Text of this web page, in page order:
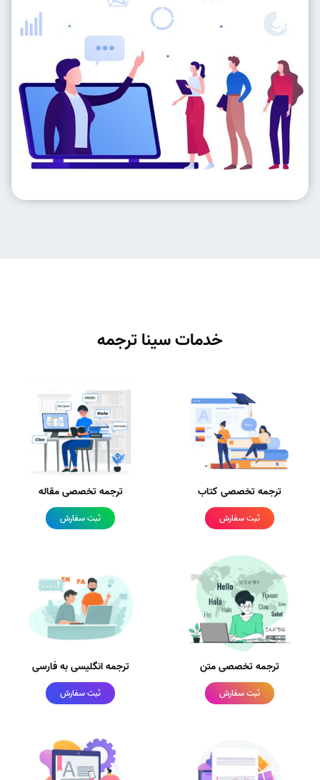
خدمات سینا ترجمه
ترجمه تخصصی کتاب
ثبت سفارش
ترجمه تخصصی مقاله
ثبت سفارش
ترجمه تخصصی متن
ثبت سفارش
ترجمه انگلیسی به فارسی
ثبت سفارش